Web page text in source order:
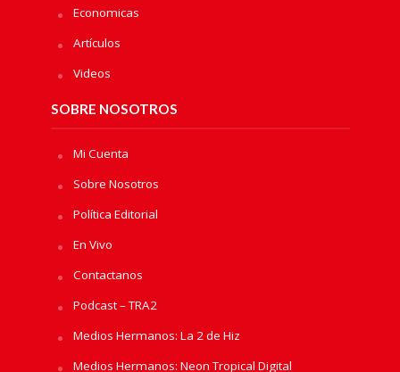
Economicas
Artículos
Videos
SOBRE NOSOTROS
Mi Cuenta
Sobre Nosotros
Política Editorial
En Vivo
Contactanos
Podcast – TRA2
Medios Hermanos: La 2 de Hiz
Medios Hermanos: Neon Tropical Digital